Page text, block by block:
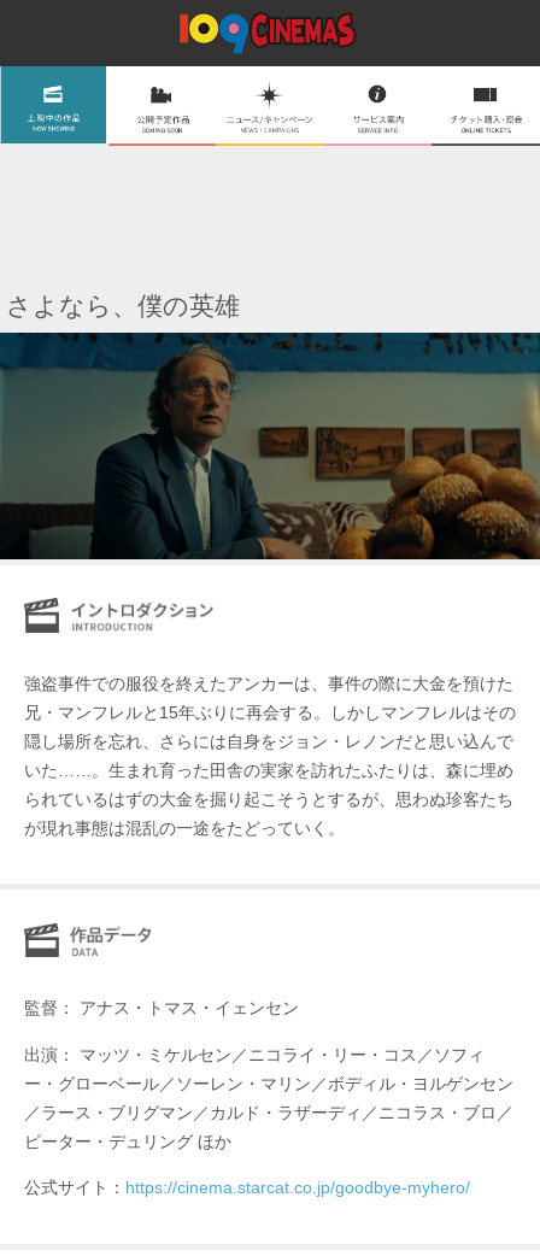
さよなら、僕の英雄
強盗事件での服役を終えたアンカーは、事件の際に大金を預けた
兄・マンフレルと15年ぶりに再会する。しかしマンフレルはその
隠し場所を忘れ、さらには自身をジョン・レノンだと思い込んで
いた……。生まれ育った田舎の実家を訪れたふたりは、森に埋め
られているはずの大金を掘り起こそうとするが、思わぬ珍客たち
が現れ事態は混乱の一途をたどっていく。
監督： アナス・トマス・イェンセン
出演： マッツ・ミケルセン／ニコライ・リー・コス／ソフィ
ー・グローベール／ソーレン・マリン／ボディル・ヨルゲンセン
／ラース・ブリグマン／カルド・ラザーディ／ニコラス・ブロ／
ピーター・デュリング ほか
公式サイト： https://cinema.starcat.co.jp/goodbye-myhero/